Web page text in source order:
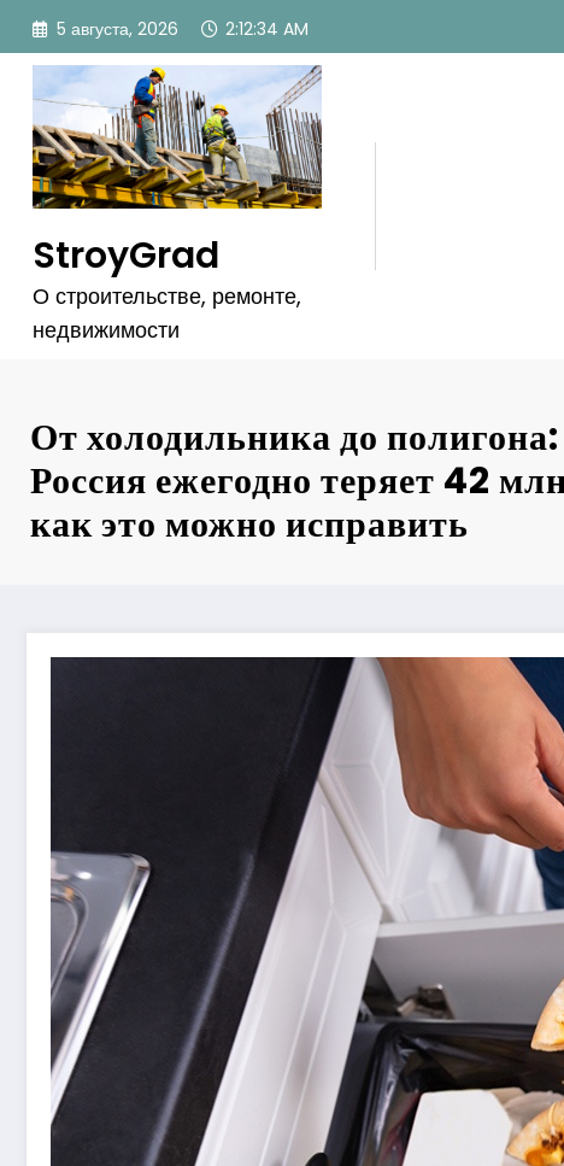
Перейти
содержимому
5 августа, 2026 2:12:37 AM
StroyGrad
О строительстве, ремонте,
недвижимости
От холодильника до
Россия ежегодно теряет 42
как это можно исправить